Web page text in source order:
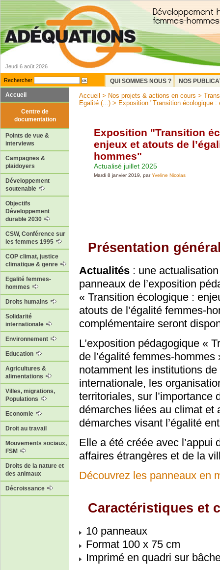
Jeudi 6 août 2026
Rechercher QUI SOMMES NOUS ?
NOS
Accueil
Centre de
documentation
Points de vue &
interviews
Campagnes &
plaidoyers
Développement
soutenable
Objectifs
Développement
durable 2030
CSW, Conférence sur
les femmes 1995
COP climat, justice
climatique & genre
Egalité femmes-
hommes
Droits humains
Solidarité
internationale
Environnement
Education
Agricultures &
alimentations
Villes, migrations,
Populations
Economie
Droit au travail
Mouvements sociaux,
FSM
Droits de la nature et
des animaux
Décroissance
Accueil > Nos projets & actions en cours >
Egalité (...) > Exposition "Transition écologique :
Exposition "Transition
enjeux et atouts de
hommes"
Actualisé juillet 2025
Mardi 8 janvier 2019, parYveline Nicolas
Présentation
Actualités : une
panneaux de l’exposition
« Transition écologique :
atouts de l’égalité femmes-
complémentaire seront
L’exposition pédagogique «
de l’égalité femmes-
notamment les institutions
internationale, les
territoriales, sur l’importance
démarches liées au climat et
démarches visant l’égalité
Elle a été créée avec l’appui
affaires étrangères et de la
Découvrez les panneaux en
Caractéristiques et
10 panneaux
Format 100 x 75 cm
Imprimé en quadri sur